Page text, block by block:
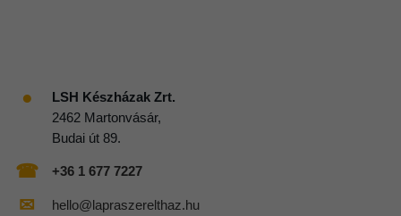
●
LSH Készházak Zrt.
2462 Martonvásár,
Budai út 89.
☎ +36 1 677 7227
✉ hello@lapraszerelthaz.hu